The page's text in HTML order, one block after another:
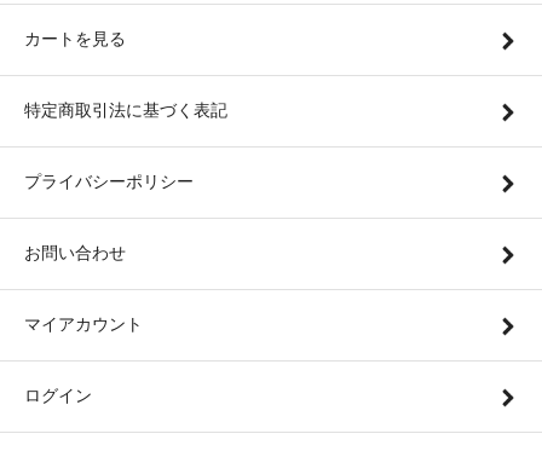
カートを見る
特定商取引法に基づく表記
プライバシーポリシー
お問い合わせ
マイアカウント
ログイン